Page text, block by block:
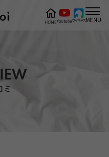
ミ
HOMEYoutubeツイキャスMENU